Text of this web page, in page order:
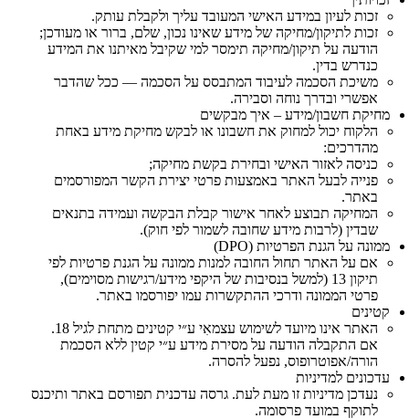
זכות לעיון במידע האישי המעובד עליך ולקבלת עותק.
זכות לתיקון/מחיקה של מידע שאינו נכון, שלם, ברור או מעודכן;
הודעה על תיקון/מחיקה תימסר למי שקיבל מאיתנו את המידע
כנדרש בדין.
משיכת הסכמה לעיבוד המתבסס על הסכמה — ככל שהדבר
אפשרי ובדרך נוחה וסבירה.
מחיקת חשבון/מידע – איך מבקשים
הלקוח יכול למחוק את חשבונו או לבקש מחיקת מידע באחת
מהדרכים:
כניסה לאזור האישי ובחירת בקשת מחיקה;
פנייה לבעל האתר באמצעות פרטי יצירת הקשר המפורסמים
באתר.
המחיקה תבוצע לאחר אישור קבלת הבקשה ועמידה בתנאים
שבדין (לרבות מידע שחובה לשמור לפי חוק).
ממונה על הגנת הפרטיות (DPO)
אם על האתר תחול החובה למנות ממונה על הגנת פרטיות לפי
תיקון 13 (למשל בנסיבות של היקפי מידע/רגישות מסוימים),
פרטי הממונה ודרכי ההתקשרות עמו יפורסמו באתר.
קטינים
האתר אינו מיועד לשימוש עצמאִי ע״י קטינים מתחת לגיל 18.
אם התקבלה הודעה על מסירת מידע ע״י קטין ללא הסכמת
הורה/אפוטרופוס, נפעל להסרה.
עדכונים למדיניות
נעדכן מדיניות זו מעת לעת. גרסה עדכנית תפורסם באתר ותיכנס
לתוקף במועד פרסומה.